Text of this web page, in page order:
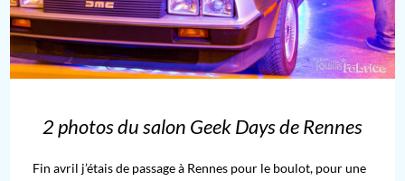
2 photos du salon Geek Days de Rennes
Fin avril j’étais de passage à Rennes pour le boulot, pour une